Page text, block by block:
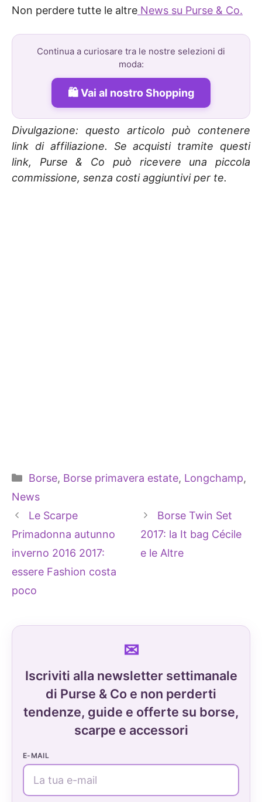
Non perdere tutte le altre News su Purse & Co.
Continua a curiosare tra le nostre selezioni di
moda:
Vai al nostro Shopping
Divulgazione: questo articolo può contenere
link di affiliazione. Se acquisti tramite questi
link, Purse & Co può ricevere una piccola
commissione, senza costi aggiuntivi per te.
Categorie
Borse, Borse primavera estate, Longchamp,
News
Le Scarpe
Primadonna autunno
inverno 2016 2017:
essere Fashion costa
poco
Borse Twin Set
2017: la It bag Cécile
e le Altre
Iscriviti alla newsletter settimanale
di Purse & Co e non perderti
tendenze, guide e offerte su borse,
scarpe e accessori
E-MAIL